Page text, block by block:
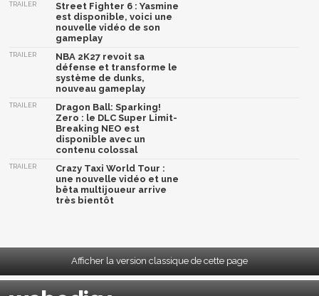
TRAILER
Street Fighter 6 : Yasmine
est disponible, voici une
nouvelle vidéo de son
gameplay
TRAILER
NBA 2K27 revoit sa
défense et transforme le
système de dunks,
nouveau gameplay
TRAILER
Dragon Ball: Sparking!
Zero : le DLC Super Limit-
Breaking NEO est
disponible avec un
contenu colossal
TRAILER
Crazy Taxi World Tour :
une nouvelle vidéo et une
bêta multijoueur arrive
très bientôt
Afficher la version classique de cette page